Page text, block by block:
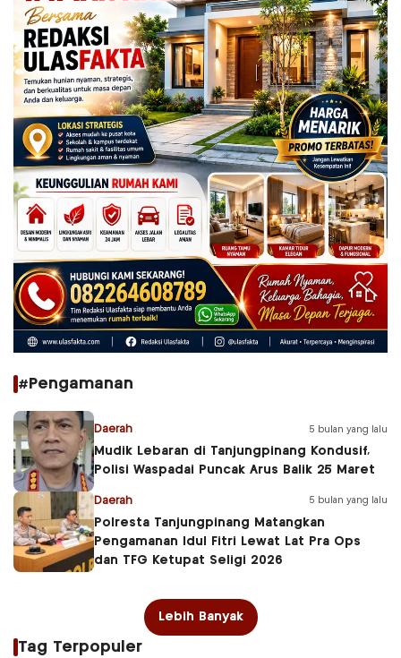
#Pengamanan
Daerah 5 bulan yang lalu
Mudik Lebaran di Tanjungpinang Kondusif,
Polisi Waspadai Puncak Arus Balik 25 Maret
Daerah 5 bulan yang lalu
Polresta Tanjungpinang Matangkan
Pengamanan Idul Fitri Lewat Lat Pra Ops
dan TFG Ketupat Seligi 2026
Lebih Banyak
Tag Terpopuler